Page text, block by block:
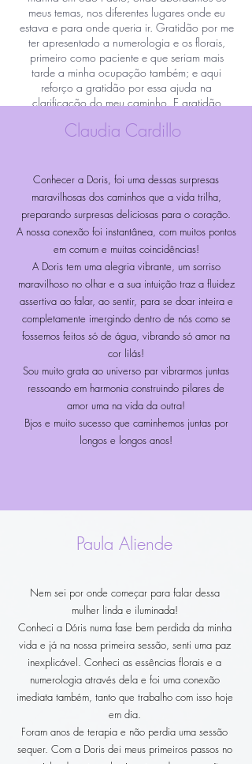
meus temas, nos diferentes lugares onde eu
estava e para onde queria ir. Gratidão por me
ter apresentado a numerologia e os florais,
primeiro como paciente e que seriam mais
tarde a minha ocupação também; e aqui
reforço a gratidão por essa ajuda na
clarificação do meu caminho. E gratidão
percorrer juntos ao serviço da felicidade
Lembro-me que quando me ensinou
numerologia, me explicou que o número de
farol também é chamado de número de
poder. E poder porque nos indica um objetivo
que permite que a vida ganhe sentido caso
sigamos esse caminho iluminado pelo farol. E
a minha está cheia de sentido. E hoje sou
grato também porque o seu farol 7 é também
o meu.
Mando-lhe beijinhos com gratidão.
Claudia Cardillo
Conhecer a Doris, foi uma dessas surpresas
maravilhosas dos caminhos que a vida trilha,
preparando surpresas deliciosas para o coração.
A nossa conexão foi instantânea, com muitos pontos
em comum e muitas coincidências!
A Doris tem uma alegria vibrante, um sorriso
maravilhoso no olhar e a sua intuição traz a fluidez
assertiva ao falar, ao sentir, para se doar inteira e
completamente imergindo dentro de nós como se
fossemos feitos só de água, vibrando só amor na
cor lilás!
Sou muito grata ao universo par vibrarmos juntas
ressoando em harmonia construindo pilares de
amor uma na vida da outra!
Bjos e muito sucesso que caminhemos juntas por
longos e longos anos!
Paula Aliende
Nem sei por onde começar para falar dessa
mulher linda e iluminada!
Conheci a Dóris numa fase bem perdida da minha
vida e já na nossa primeira sessão, senti uma paz
inexplicável. Conheci as essências florais e a
numerologia através dela e foi uma conexão
imediata também, tanto que trabalho com isso hoje
em dia.
Foram anos de terapia e não perdia uma sessão
sequer. Com a Doris dei meus primeiros passos no